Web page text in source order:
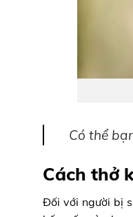
Có thể
Cách thở
Đối với người bị